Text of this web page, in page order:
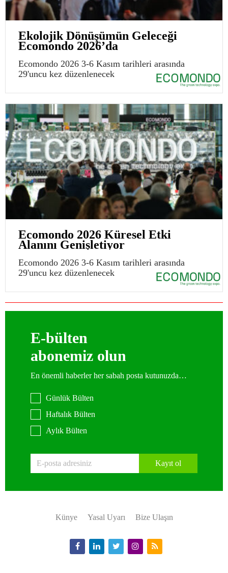
Ekolojik Dönüşümün Geleceği
Ecomondo 2026’da
Ecomondo 2026 3-6 Kasım tarihleri arasında
29'uncu kez düzenlenecek
Ecomondo 2026 Küresel Etki
Alanını Genişletiyor
Ecomondo 2026 3-6 Kasım tarihleri arasında
29'uncu kez düzenlenecek
E-bülten
abonemiz olun
En önemli haberler her sabah posta kutunuzda…
Günlük Bülten
Haftalık Bülten
Aylık Bülten
Kayıt ol
Künye Yasal Uyarı Bize Ulaşın